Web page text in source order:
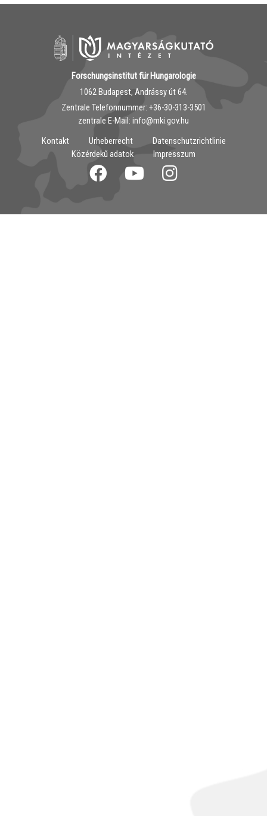
Forschungsinstitut für Hungarologie
1062 Budapest, Andrássy út 64.
Zentrale Telefonnummer: ‭+36-30-313-3501
zentrale E-Mail: info@mki.gov.hu
Kontakt
Urheberrecht
Datenschutzrichtlinie
Közérdekű adatok
Impresszum